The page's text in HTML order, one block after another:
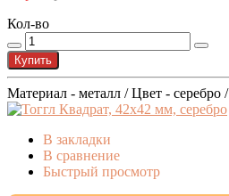
Кол-во
Купить
Материал - металл / Цвет - серебро /
В закладки
В сравнение
Быстрый просмотр